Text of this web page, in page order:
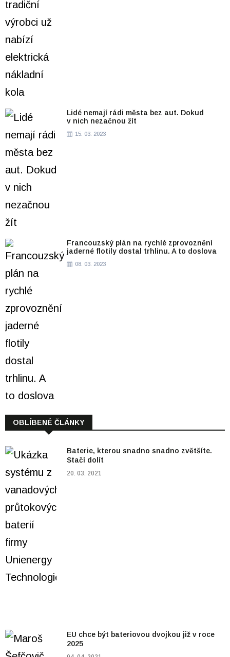
Lidé nemají rádi města bez aut. Dokud
v nich nezačnou žít
15. 03. 2023
Francouzský plán na rychlé zprovoznění
jaderné flotily dostal trhlinu. A to doslova
08. 03. 2023
OBLÍBENÉ ČLÁNKY
Baterie, kterou snadno snadno zvětšíte.
Stačí dolít
20. 03. 2021
EU chce být bateriovou dvojkou již v roce
2025